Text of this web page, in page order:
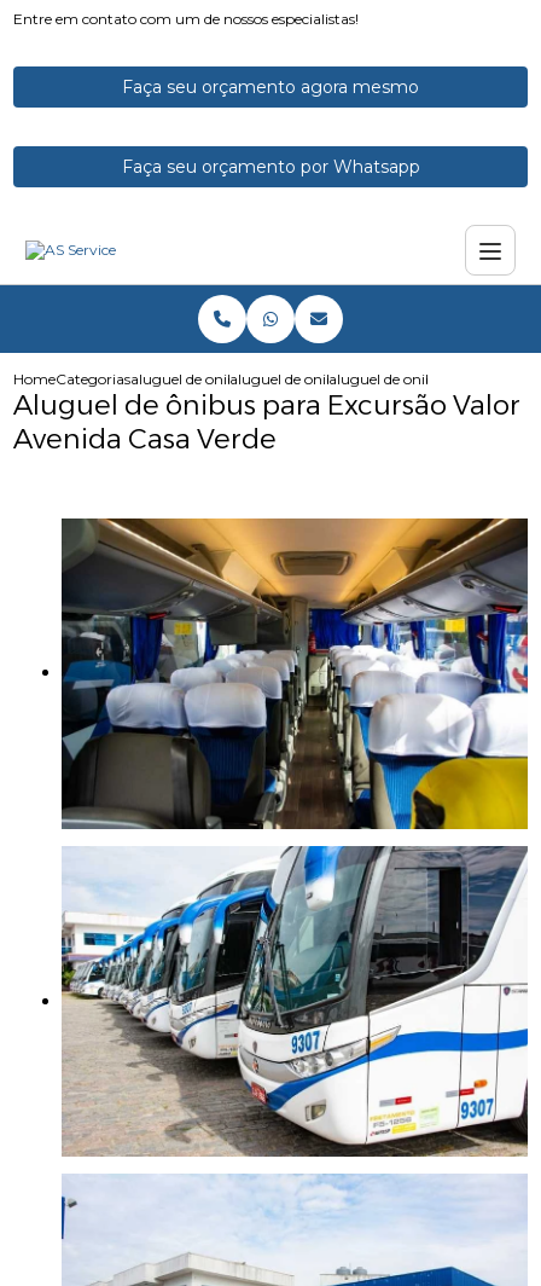
Entre em contato com um de nossos especialistas!
Faça seu orçamento agora mesmo
Faça seu orçamento por Whatsapp
HomeCategoriasaluguel de onibusaluguel de onibus executivo
aluguel de onibus para
Aluguel de ônibus para Excursão Valor
Avenida Casa Verde